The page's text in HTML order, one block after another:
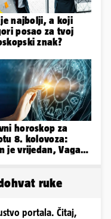
najbolji, a koji
posao za tvoj
znak?
horoskop za
8. kolovoza:
je vrijedan, Vaga
ruke
portala. Čitaj,